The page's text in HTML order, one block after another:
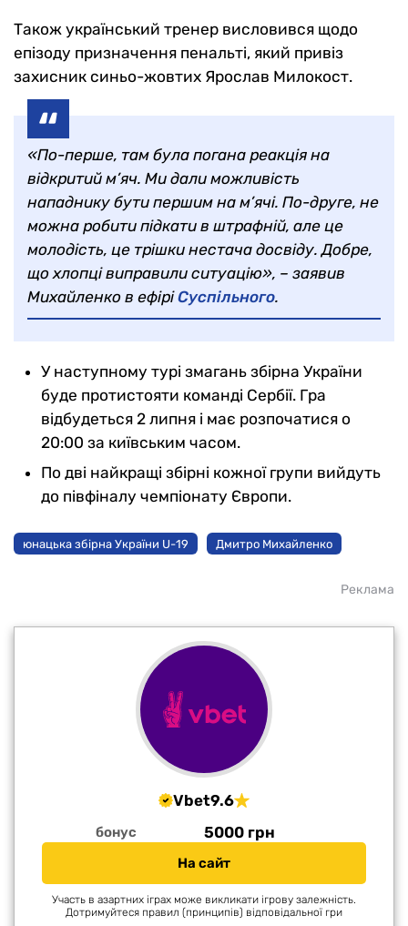
Також український тренер висловився щодо
епізоду призначення пенальті, який привіз
захисник синьо-жовтих Ярослав Милокост.
«По-перше, там була погана реакція на
відкритий м’яч. Ми дали можливість
нападнику бути першим на м’ячі. По-друге, не
можна робити підкати в штрафній, але це
молодість, це трішки нестача досвіду. Добре,
що хлопці виправили ситуацію», – заявив
Михайленко в ефіріСуспільного.
У наступному турі змагань збірна України
буде протистояти команді Сербії. Гра
відбудеться 2 липня і має розпочатися о
20:00 за київським часом.
По дві найкращі збірні кожної групи вийдуть
до півфіналу чемпіонату Європи.
юнацька збірна України U-19 Дмитро Михайленко
Реклама
Vbet9.6
бонус 5000 грн
На сайт
Участь в азартних іграх може викликати ігрову залежність.
Дотримуйтеся правил (принципів) відповідальної гри